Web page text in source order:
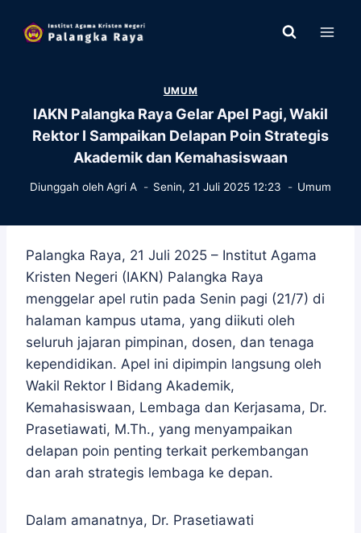
UMUM
IAKN Palangka Raya Gelar Apel Pagi, Wakil
Rektor I Sampaikan Delapan Poin Strategis
Akademik dan Kemahasiswaan
Diunggah oleh Agri A Senin, 21 Juli 2025 12:23 Umum
Palangka Raya, 21 Juli 2025 – Institut Agama
Kristen Negeri (IAKN) Palangka Raya
menggelar apel rutin pada Senin pagi (21/7) di
halaman kampus utama, yang diikuti oleh
seluruh jajaran pimpinan, dosen, dan tenaga
kependidikan. Apel ini dipimpin langsung oleh
Wakil Rektor I Bidang Akademik,
Kemahasiswaan, Lembaga dan Kerjasama, Dr.
Prasetiawati, M.Th., yang menyampaikan
delapan poin penting terkait perkembangan
dan arah strategis lembaga ke depan.
Dalam amanatnya, Dr. Prasetiawati